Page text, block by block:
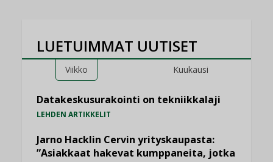
LUETUIMMAT UUTISET
Viikko Kuukausi
Datakeskusurakointi on tekniikkalaji
LEHDEN ARTIKKELIT
Jarno Hacklin Cervin yrityskaupasta:
”Asiakkaat hakevat kumppaneita, jotka